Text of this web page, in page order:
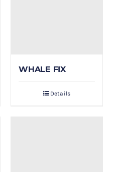
WHALE FIX
Details